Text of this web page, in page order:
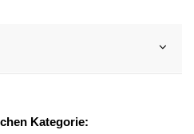
Kategorie: